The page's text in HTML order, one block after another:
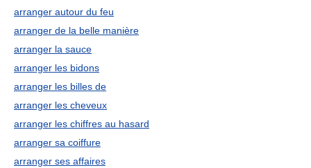
arranger autour du feu
arranger de la belle manière
arranger la sauce
arranger les bidons
arranger les billes de
arranger les cheveux
arranger les chiffres au hasard
arranger sa coiffure
arranger ses affaires